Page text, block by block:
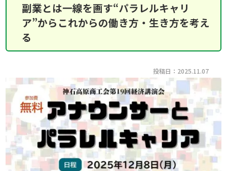
副業とは一線を画す“パラレルキャリ
ア”からこれからの働き方・生き方を考え
る
投稿日：2025.11.07